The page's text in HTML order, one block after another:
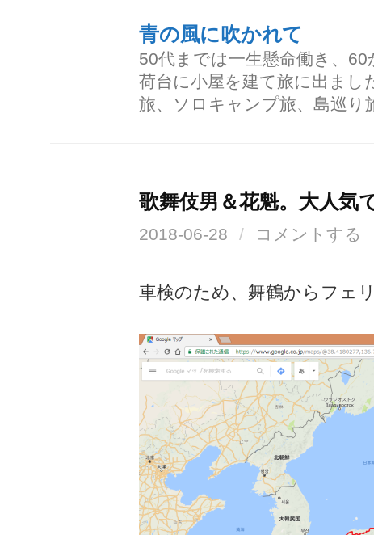
青の風に吹かれて
50代までは一生懸命働き、
荷台に小屋を建て旅に出まし
旅、ソロキャンプ旅、島巡り
歌舞伎男＆花魁。大人気
2018-06-28 / コメントする
車検のため、舞鶴からフェ